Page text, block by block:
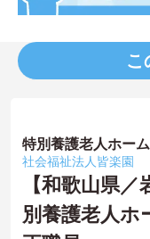
こ
特別養護老人ホー
社会福祉法人皆楽園
【和歌山県
別養護老人ホ